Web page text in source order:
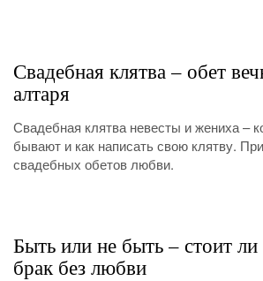
Свадебная клятва – обет
алтаря
Свадебная клятва невесты и жениха –
бывают и как написать свою клятву.
свадебных обетов любви.
Быть или не быть – стоит ли
брак без любви